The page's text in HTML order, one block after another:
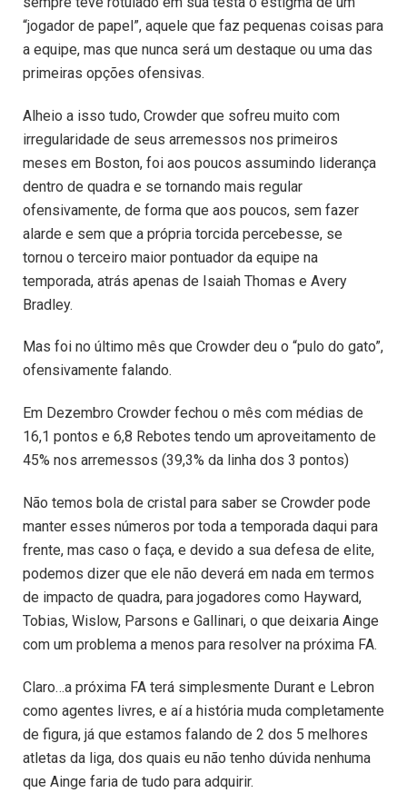
“jogador de papel”, aquele que faz pequenas coisas para
a equipe, mas que nunca será um destaque ou uma das
primeiras opções ofensivas.
Alheio a isso tudo, Crowder que sofreu muito com
irregularidade de seus arremessos nos primeiros
meses em Boston, foi aos poucos assumindo liderança
dentro de quadra e se tornando mais regular
ofensivamente, de forma que aos poucos, sem fazer
alarde e sem que a própria torcida percebesse, se
tornou o terceiro maior pontuador da equipe na
temporada, atrás apenas de Isaiah Thomas e Avery
Bradley.
Mas foi no último mês que Crowder deu o “pulo do gato”,
ofensivamente falando.
Em Dezembro Crowder fechou o mês com médias de
16,1 pontos e 6,8 Rebotes tendo um aproveitamento de
45% nos arremessos (39,3% da linha dos 3 pontos)
Não temos bola de cristal para saber se Crowder pode
manter esses números por toda a temporada daqui para
frente, mas caso o faça, e devido a sua defesa de elite,
podemos dizer que ele não deverá em nada em termos
de impacto de quadra, para jogadores como Hayward,
Tobias, Wislow, Parsons e Gallinari, o que deixaria Ainge
com um problema a menos para resolver na próxima FA.
Claro…a próxima FA terá simplesmente Durant e Lebron
como agentes livres, e aí a história muda completamente
de figura, já que estamos falando de 2 dos 5 melhores
atletas da liga, dos quais eu não tenho dúvida nenhuma
que Ainge faria de tudo para adquirir.